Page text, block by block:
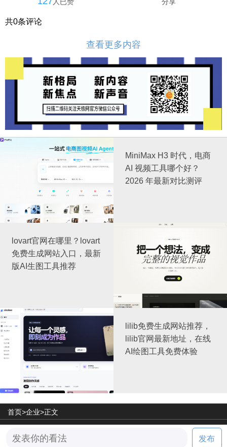
共0条评论
查看更多内容
MiniMax H3 时代，电商
AI 视频工具哪个好？
2026 年最新对比测评
lovart官网在哪里？lovart
免费生成网站入口，最新
版AI生图工具推荐
lilib免费生成网站推荐，
lilib官网最新地址，在线
AI绘图工具免费体验
首页>企业>正文
发布